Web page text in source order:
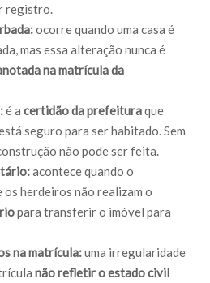
registro.
ocorre quando uma casa é
mas essa alteração nunca é
na matrícula da
é a certidão da prefeituraque
seguro para ser habitado. Sem
não pode ser feita.
acontece quando o
herdeiros não realizam o
para transferir o imóvel para
na matrícula:uma irregularidade
não refletir o estado civil